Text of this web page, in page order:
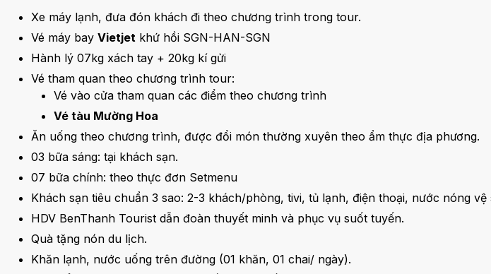
Xe máy lạnh, đưa đón khách đi theo chương trình trong tour.
Vé máy bay Vietjet khứ hồi SGN-HAN-SGN
Hành lý 07kg xách tay + 20kg kí gửi
Vé tham quan theo chương trình tour:
Vé vào cửa tham quan các điểm theo chương trình
Vé tàu Mường Hoa
Ăn uống theo chương trình, được đổi món thường xuyên theo ẩm thực địa phương.
03 bữa sáng: tại khách sạn.
07 bữa chính: theo thực đơn Setmenu
Khách sạn tiêu chuẩn 3 sao: 2-3 khách/phòng, tivi, tủ lạnh, điện thoại, nước nóng vệ
HDV BenThanh Tourist dẫn đoàn thuyết minh và phục vụ suốt tuyến.
Quà tặng nón du lịch.
Khăn lạnh, nước uống trên đường (01 khăn, 01 chai/ ngày).